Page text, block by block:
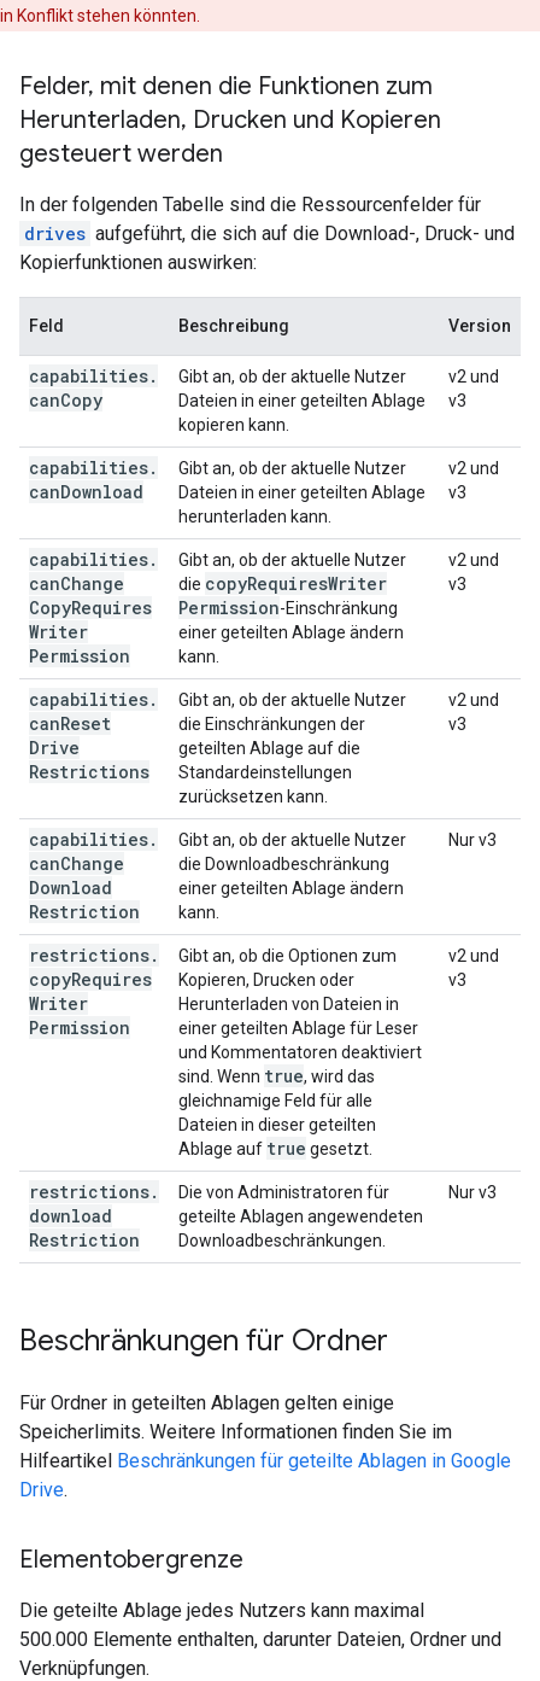
in Konflikt stehen könnten.
Felder, mit denen die Funktionen zum
Herunterladen, Drucken und Kopieren
gesteuert werden
In der folgenden Tabelle sind die Ressourcenfelder für
drives aufgeführt, die sich auf die Download-, Druck- und
Kopierfunktionen auswirken:
Feld Beschreibung Version
capabilities.
canCopy
Gibt an, ob der aktuelle Nutzer
Dateien in einer geteilten Ablage
kopieren kann.
v2 und
v3
capabilities.
canDownload
Gibt an, ob der aktuelle Nutzer
Dateien in einer geteilten Ablage
herunterladen kann.
v2 und
v3
capabilities.
canChange
CopyRequires
Writer
Permission
Gibt an, ob der aktuelle Nutzer
die copyRequiresWriter
Permission-Einschränkung
einer geteilten Ablage ändern
kann.
v2 und
v3
capabilities.
canReset
Drive
Restrictions
Gibt an, ob der aktuelle Nutzer
die Einschränkungen der
geteilten Ablage auf die
Standardeinstellungen
zurücksetzen kann.
v2 und
v3
capabilities.
canChange
Download
Restriction
Gibt an, ob der aktuelle Nutzer
die Downloadbeschränkung
einer geteilten Ablage ändern
kann.
Nur v3
restrictions.
copyRequires
Writer
Permission
Gibt an, ob die Optionen zum
Kopieren, Drucken oder
Herunterladen von Dateien in
einer geteilten Ablage für Leser
und Kommentatoren deaktiviert
sind. Wenn true, wird das
gleichnamige Feld für alle
Dateien in dieser geteilten
Ablage auf true gesetzt.
v2 und
v3
restrictions.
download
Restriction
Die von Administratoren für
geteilte Ablagen angewendeten
Downloadbeschränkungen.
Nur v3
Beschränkungen für Ordner
Für Ordner in geteilten Ablagen gelten einige
Speicherlimits. Weitere Informationen finden Sie im
Hilfeartikel Beschränkungen für geteilte Ablagen in Google
Drive.
Elementobergrenze
Die geteilte Ablage jedes Nutzers kann maximal
500.000 Elemente enthalten, darunter Dateien, Ordner und
Verknüpfungen.